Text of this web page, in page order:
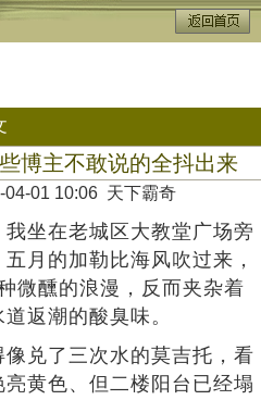
博主不敢说的全抖出来
04-01 10:06 天下霸奇
坐在老城区大教堂广场旁
月的加勒比海风吹过来，
微醺的浪漫，反而夹杂着
返潮的酸臭味。
兑了三次水的莫吉托，看
黄色、但二楼阳台已经塌